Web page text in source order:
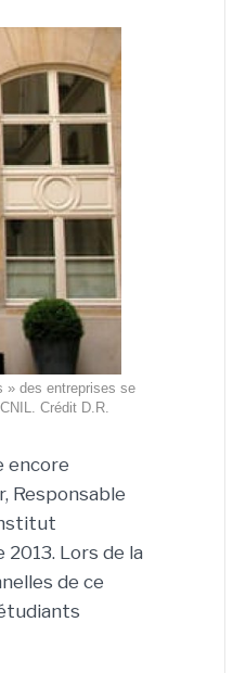
» des entreprises se
Crédit D.R.
encore
Responsable
Lors de la
de ce